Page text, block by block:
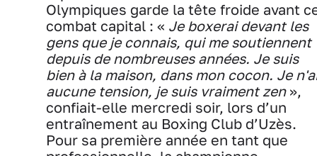
Olympiques garde la tête froide avant
combat capital : « Je boxerai devant les
gens que je connais, qui me soutiennent
depuis de nombreuses années. Je suis
bien à la maison, dans mon cocon. Je
aucune tension, je suis vraiment zen»,
confiait-elle mercredi soir, lors d’un
entraînement au Boxing Club d’Uzès.
Pour sa première année en tant que